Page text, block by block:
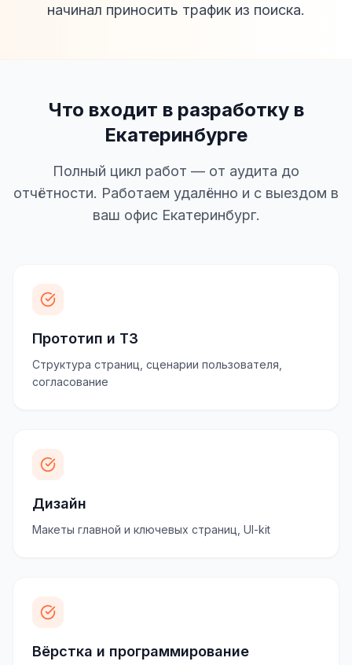
начинал приносить трафик из поиска.
Что входит в разработку в
Екатеринбурге
Полный цикл работ — от аудита до
отчётности. Работаем удалённо и с выездом в
ваш офис Екатеринбург.
Прототип и ТЗ
Структура страниц, сценарии пользователя,
согласование
Дизайн
Макеты главной и ключевых страниц, UI-kit
Вёрстка и программирование